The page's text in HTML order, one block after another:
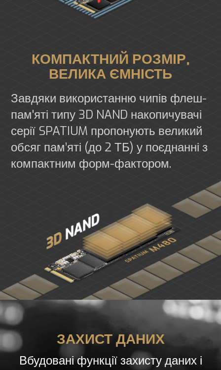
КОМПАКТНИЙ РОЗМІР,
ВЕЛИКА ЄМНІСТЬ
Завдяки використанню чипів флеш-
пам'яті типу 3D NAND накопичувачі
серії SPATIUM пропонують великий
обсяг пам’яті (до 2 ТБ) у поєднанні з
компактним форм-фактором.
ЗАХИСТ ДАНИХ
Вбудовані функції захисту даних і